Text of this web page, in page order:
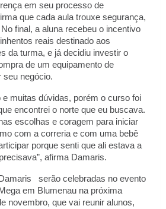
em seu processo de
que cada aula trouxe segurança,
final, a aluna recebeu o incentivo
reais destinado aos
da turma, e já decidiu investir o
de um equipamento de
seu negócio.
e muitas dúvidas, porém o curso foi
encontrei o norte que eu buscava.
escolhas e coragem para iniciar
com a correria e com uma bebê
porque senti que ali estava a
afirma Damaris.
serão celebradas no evento
em Blumenau na próxima
novembro, que vai reunir alunos,